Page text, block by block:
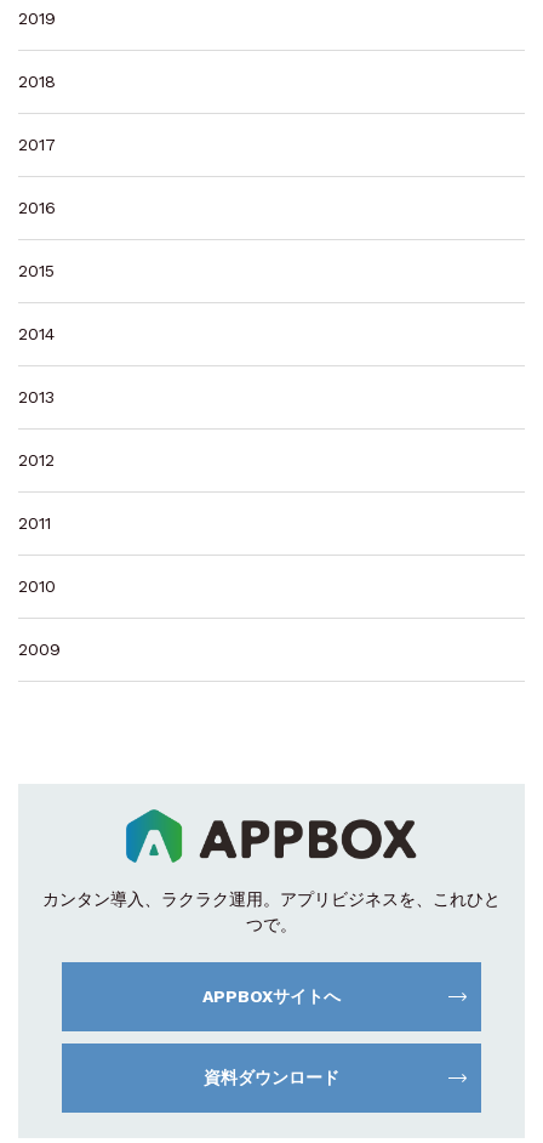
2019
2018
2017
2016
2015
2014
2013
2012
2011
2010
2009
カンタン導入、ラクラク運用。 アプリビジネスを、これひと
つで。
APPBOXサイトへ
資料ダウンロード